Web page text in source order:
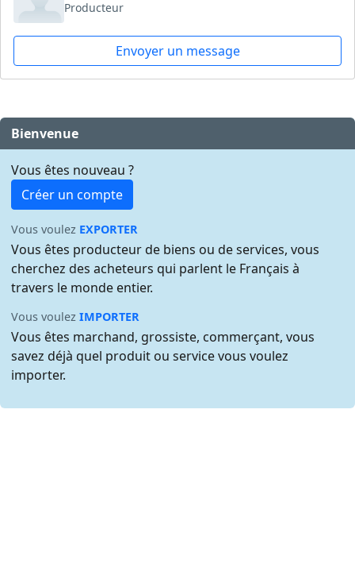
Producteur
Envoyer un message
Bienvenue
Vous êtes nouveau ?
Créer un compte
Vous voulez EXPORTER
Vous êtes producteur de biens ou de services, vous
cherchez des acheteurs qui parlent le Français à
travers le monde entier.
Vous voulezIMPORTER
Vous êtes marchand, grossiste, commerçant, vous
savez déjà quel produit ou service vous voulez
importer.